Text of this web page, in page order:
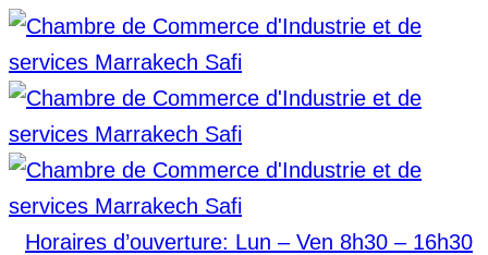
Horaires d’ouverture: Lun – Ven 8h30 – 16h30